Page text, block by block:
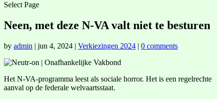
Select Page
Neen, met deze N-VA valt niet te besturen
by admin | jun 4, 2024 | Verkiezingen 2024 | 0 comments
Het N-VA-programma leest als sociale horror. Het is een regelrechte
aanval op de federale welvaartsstaat.